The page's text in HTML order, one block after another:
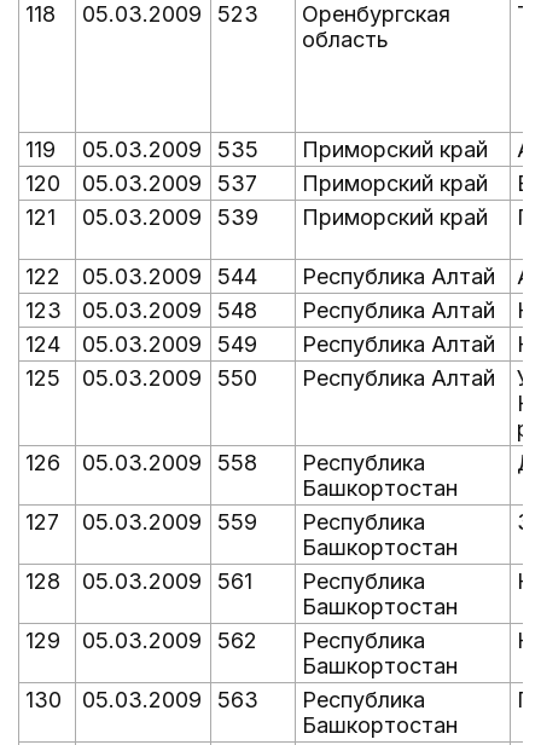
118 05.03.2009 523
Оренбургская
область
119 05.03.2009 535 Приморский край
120
05.03.2009 537 Приморский край
121
05.03.2009 539 Приморский край
122 05.03.2009 544 Республика Алтай
123
05.03.2009 548 Республика Алтай
124
05.03.2009 549 Республика Алтай
125
05.03.2009 550 Республика Алтай
126
05.03.2009 558
Республика
Башкортостан
127 05.03.2009 559
Республика
Башкортостан
128 05.03.2009 561
Республика
Башкортостан
129 05.03.2009 562
Республика
Башкортостан
130 05.03.2009 563
Республика
Башкортостан